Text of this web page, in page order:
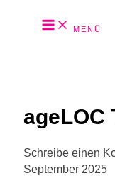
MENÜ
ageLOC
Schreibe einen
September 2025